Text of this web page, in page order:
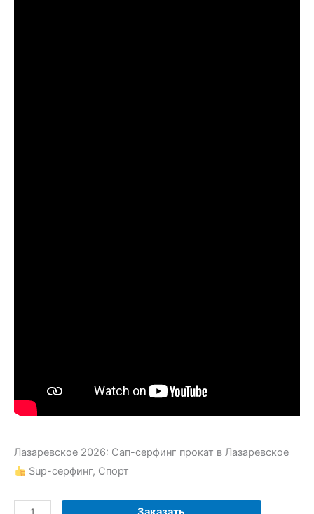
Лазаревское 2026: Сап-серфинг прокат в Лазаревское
Sup-серфинг, Спорт
Количество